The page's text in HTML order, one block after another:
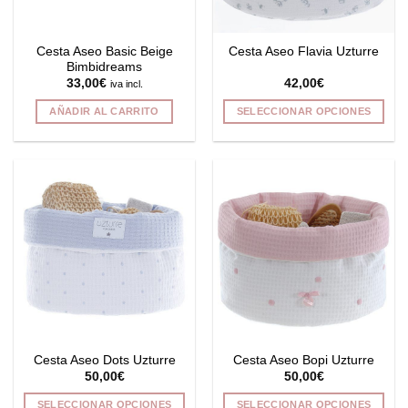
página
de
producto
página
producto
Cesta Aseo Basic Beige
Bimbidreams
33,00€ iva incl.
AÑADIR AL CARRITO
Cesta Aseo Flavia Uzturre
42,00€
SELECCIONAR OPCIONES
múltiples
variantes.
Las
se
pueden
elegir
en
página
de
producto
Cesta Aseo Dots Uzturre
50,00€
SELECCIONAR OPCIONES
Cesta Aseo Bopi Uzturre
50,00€
SELECCIONAR OPCIONES